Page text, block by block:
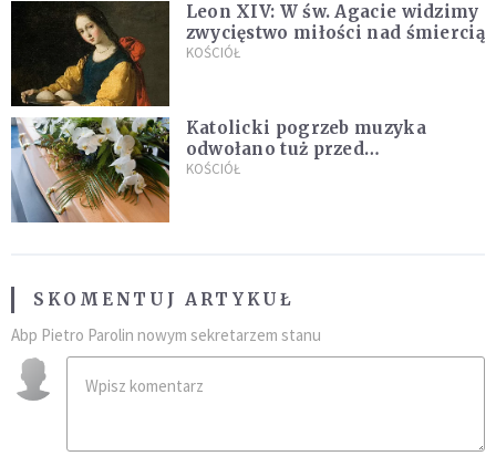
Leon XIV: W św. Agacie widzimy
zwycięstwo miłości nad śmiercią
KOŚCIÓŁ
Katolicki pogrzeb muzyka
odwołano tuż przed
uroczystością. Powodem była
KOŚCIÓŁ
SKOMENTUJ ARTYKUŁ
Abp Pietro Parolin nowym sekretarzem stanu